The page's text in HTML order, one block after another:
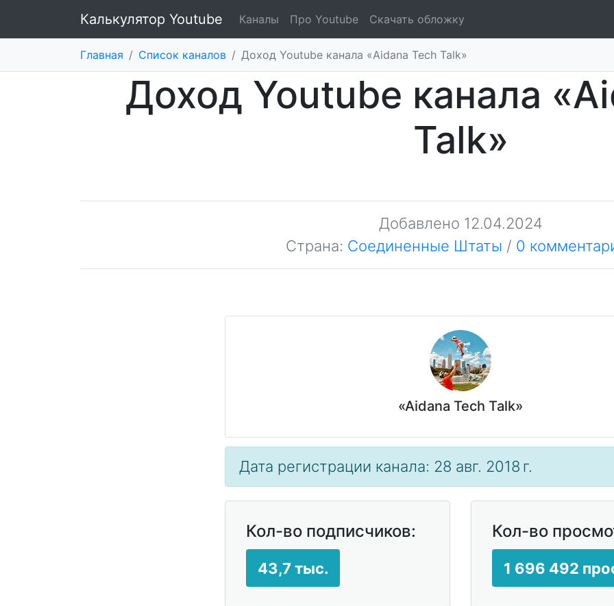
Калькулятор Youtube Каналы Про Youtube Скачать обложку
Главная / Список каналов / Доход Youtube канала «Aidana Tech Talk»
Доход Youtube канала
Talk»
Добавлено 12.04.2024
Страна: Соединенные Штаты / 0
«Aidana Tech Talk»
Дата регистрации канала: 28 авг. 2018 г.
Кол-во подписчиков:
43,7 тыс.
Кол-во
1 696 492